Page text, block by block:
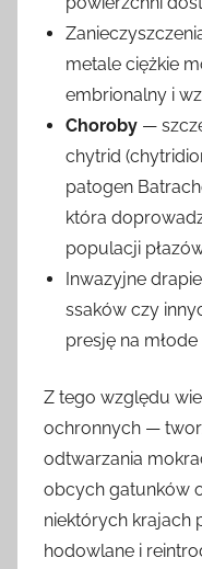
metale ciężkie
embrionalny i
Choroby —
chytrid
patogen
która
populacji
Inwazyjne
ssaków czy
presję na
Z tego względu
ochronnych —
odtwarzania
obcych gatunków
niektórych krajach
hodowlane i